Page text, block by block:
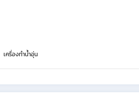
เครื่องทำน้ำอุ่น